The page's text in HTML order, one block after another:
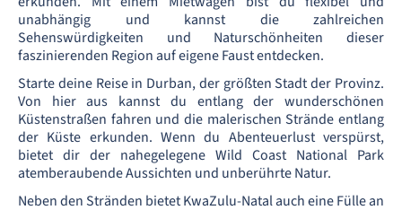
unabhängig und kannst die zahlreichen
Sehenswürdigkeiten und Naturschönheiten dieser
faszinierenden Region auf eigene Faust entdecken.
Starte deine Reise in Durban, der größten Stadt der Provinz.
Von hier aus kannst du entlang der wunderschönen
Küstenstraßen fahren und die malerischen Strände entlang
der Küste erkunden. Wenn du Abenteuerlust verspürst,
bietet dir der nahegelegene Wild Coast National Park
atemberaubende Aussichten und unberührte Natur.
Neben den Stränden bietet KwaZulu-Natal auch eine Fülle an